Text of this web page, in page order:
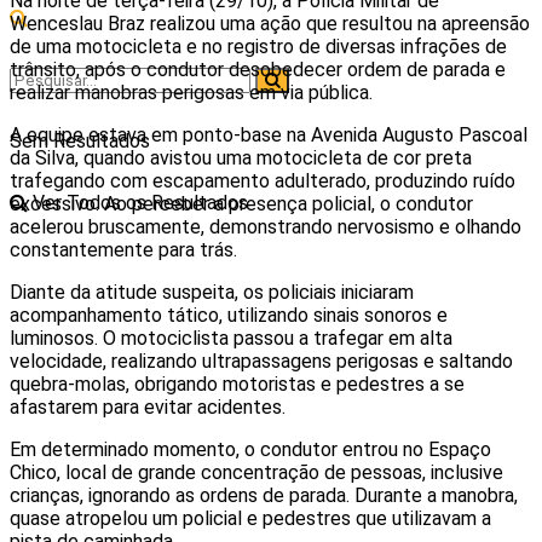
Sem Resultados
Ver Todos os Resultados
Wenceslau Braz realizou uma ação que resultou na apreensão
de uma motocicleta e no registro de diversas infrações de
trânsito, após o condutor desobedecer ordem de parada e
realizar manobras perigosas em via pública.
A equipe estava em ponto-base na Avenida Augusto Pascoal
da Silva, quando avistou uma motocicleta de cor preta
trafegando com escapamento adulterado, produzindo ruído
excessivo. Ao perceber a presença policial, o condutor
acelerou bruscamente, demonstrando nervosismo e olhando
constantemente para trás.
Diante da atitude suspeita, os policiais iniciaram
acompanhamento tático, utilizando sinais sonoros e
luminosos. O motociclista passou a trafegar em alta
velocidade, realizando ultrapassagens perigosas e saltando
quebra-molas, obrigando motoristas e pedestres a se
afastarem para evitar acidentes.
Em determinado momento, o condutor entrou no Espaço
Chico, local de grande concentração de pessoas, inclusive
crianças, ignorando as ordens de parada. Durante a manobra,
quase atropelou um policial e pedestres que utilizavam a